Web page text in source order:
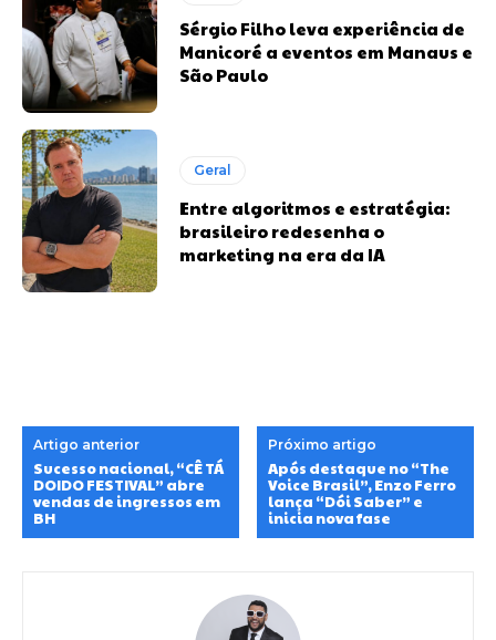
Sérgio Filho leva experiência de
Manicoré a eventos em Manaus e
São Paulo
Geral
Entre algoritmos e estratégia:
brasileiro redesenha o
marketing na era da IA
Artigo anterior
Sucesso nacional, “CÊ TÁ
DOIDO FESTIVAL” abre
vendas de ingressos em
BH
Próximo artigo
Após destaque no “The
Voice Brasil”, Enzo Ferro
lança “Dói Saber” e
inicia nova fase